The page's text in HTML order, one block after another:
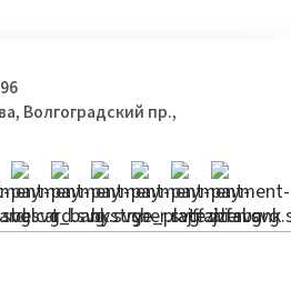
Волгоградский пр.,